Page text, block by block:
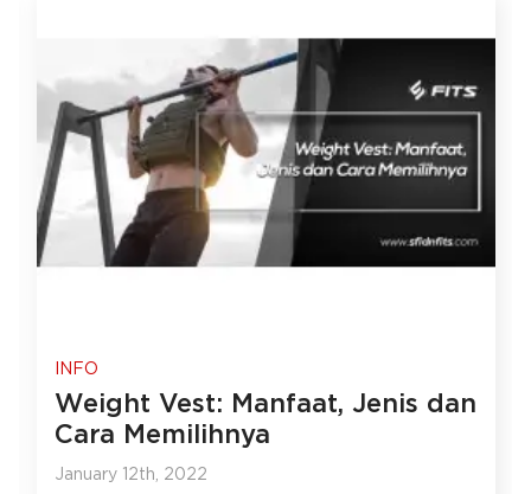
INFO
Weight Vest: Manfaat, Jenis dan
Cara Memilihnya
January 12th, 2022